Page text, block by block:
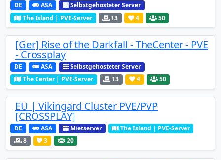
DE ASA
Selbstgehosteter Server
The Island | PVE-Server
13 4 50
[Ger] Rise of the Darkfall - TheCenter - PVE
- Crossplay
DE ASA
Selbstgehosteter Server
The Center | PVE-Server
13 4 50
EU | Vikingard Cluster PVE/PVP
[CROSSPLAY]
DE ASA Mietserver
The Island | PVE-Server
8
3 20